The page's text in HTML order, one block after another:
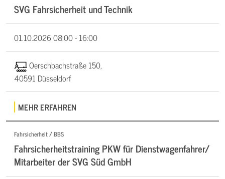
SVG Fahrsicherheit und Technik
01.10.202608:00 - 16:00
Oerschbachstraße 150,
40591 Düsseldorf
MEHR ERFAHREN
Fahrsicherheit / BBS
Fahrsicherheitstraining PKW für Dienstwagenfahrer/
Mitarbeiter der SVG Süd GmbH